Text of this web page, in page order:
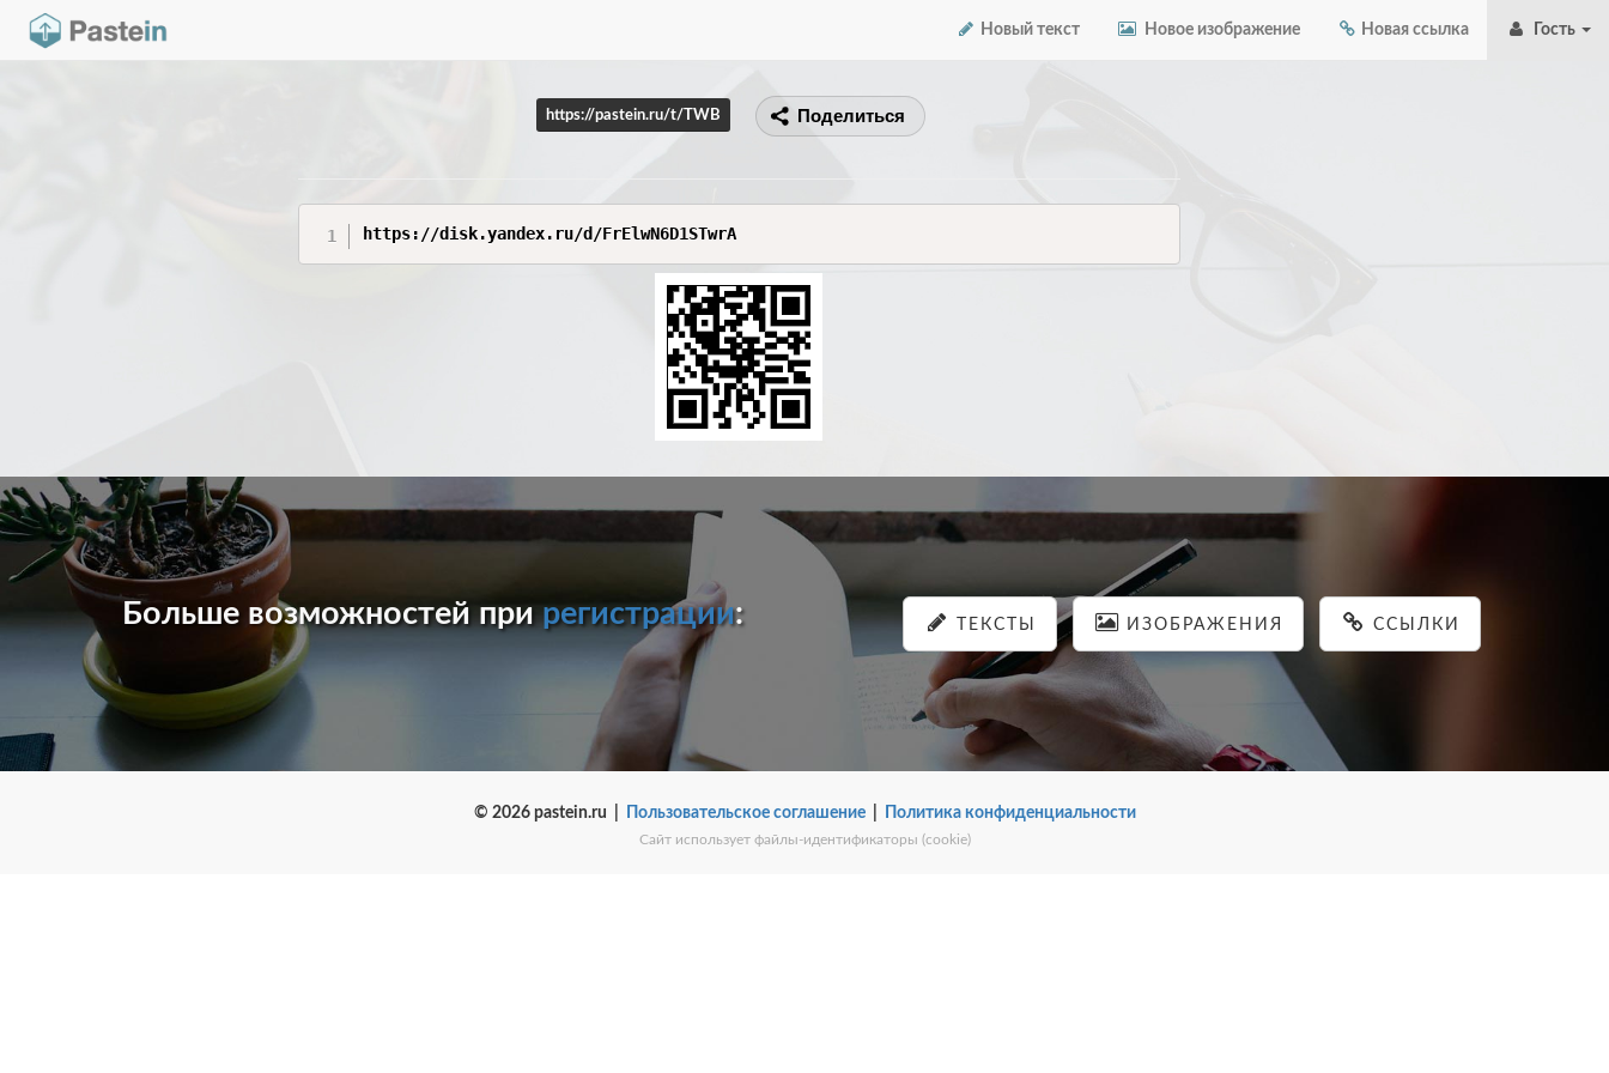
Новый текст Новое изображение Новая ссылка Гость
https://pastein.ru/t/TWB Поделиться
https://disk.yandex.ru/d/FrElwN6D1STwrA
Больше возможностей прирегистрации: ТЕКСТЫ ИЗОБРАЖЕНИЯ ССЫЛКИ
© 2026 pastein.ru | Пользовательское соглашение| Политика конфиденциальности
Сайт использует файлы-идентификаторы (cookie)